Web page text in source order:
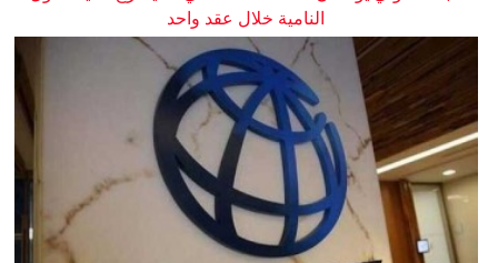
النامية خلال عقد واحد